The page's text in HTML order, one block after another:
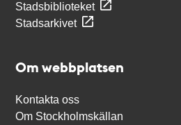
Stadsbiblioteket
Stadsarkivet
Om webbplatsen
Kontakta oss
Om Stockholmskällan